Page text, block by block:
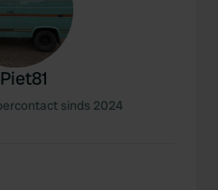
Piet81
sinds 2024